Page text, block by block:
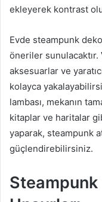
ekleyerek kontrast
Evde steampunk
öneriler sunulacaktır.
aksesuarlar ve
kolayca
lambası, mekanın
kitaplar ve haritalar
yaparak, steampunk
güçlendirebilirsiniz.
Steampunk